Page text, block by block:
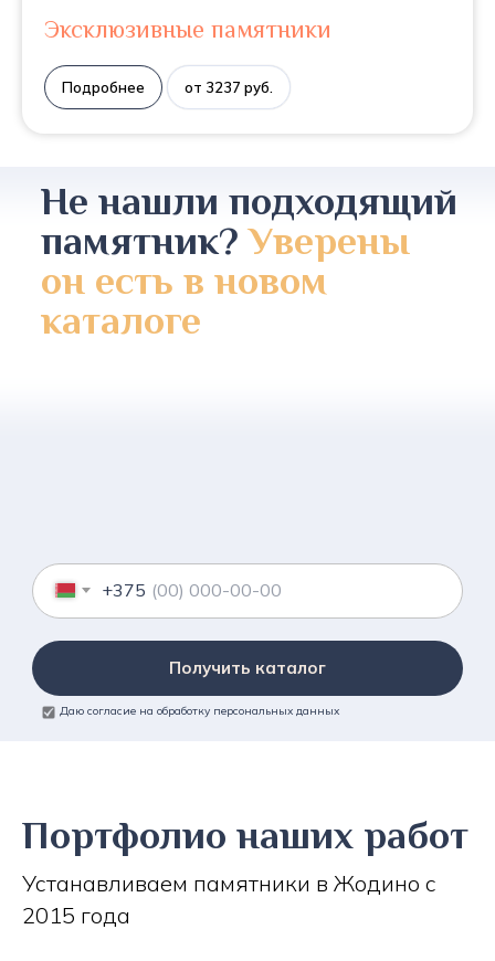
Эксклюзивные памятники
Подробнее от 3237 руб.
Не нашли подходящий
памятник?Уверены
он есть в новом
каталоге
+375
Получить каталог
Даю согласие на обработку персональных данных
Портфолио наших работ
Устанавливаем памятники в Жодино с
2015 года